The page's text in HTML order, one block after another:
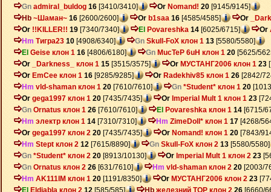
Gn admiral_buldog 16 [3410/3410] Or Nomand! 20 [9145/9145]
Hb ~Шаман~ 16 [2600/2600] Or b1saa 16 [4585/4585] Or
Or !!KILLER!! 19 [7340/7340] El Povareshka 14 [6025/6715] Or
Hm Тигра23 10 [4908/6340] Gn Skull-FoX клон 1 13 [5580/5580]
El Geise клон 1 16 [4806/6180] Gn MucTeP 6uH клон 1 20 [5625/
Or
_Darkness_ клон 1 15 [3515/3575] Or МУСТАНГ2006 клон 1 23
Or EmCee клон 1 16 [9285/9285] Or Radekhiv85 клон 1 26 [2842/
Hm vld-shaman клон 1 20 [7610/7610] Gn *Student* клон 1 20
Or gega1997 клон 1 20 [7435/7435] Or Imperial Mult 1 клон 1 23
Gn Ornatus клон 1 26 [7610/7610] El Povareshka клон 1 14 [6715/
Hm электр клон 1 14 [7310/7310] Hm ZimeDoll* клон 1 17 [4268/
Or gega1997 клон 2 20 [7435/7435] Or Nomand! клон 1 20 [7843/
Hm Stept клон 2 12 [7615/8890] Gn Skull-FoX клон 2 13 [5580/5580]
Gn *Student* клон 2 20 [8913/10130] Or Imperial Mult 1 клон 2 23
Gn Ornatus клон 2 26 [631/7610] Hm vld-shaman клон 2 20 [2003/
Hm AK111IM клон 1 20 [1191/8350] Or МУСТАНГ2006 клон 2 23
El Eldiabla клон 2 12 [585/585] Hb железний ТОР клон 2 26 [6660/